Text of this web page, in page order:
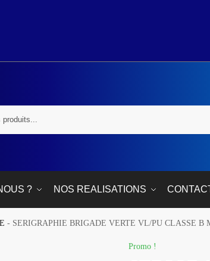
? NOS REALISATIONS
- SERIGRAPHIE BRIGADE VERTE VL/PU CLASSE B
Promo !